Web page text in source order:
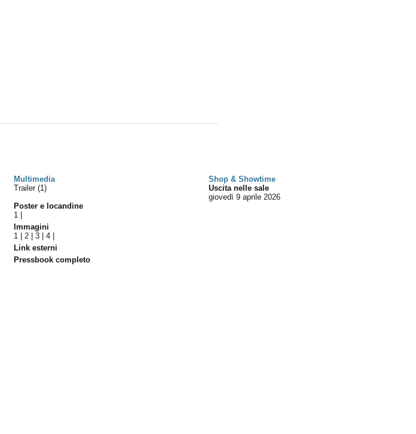
Multimedia
Shop & Showtime
Trailer (1)
Poster e locandine
1
Immagini
1 |2 |3 |4
Link esterni
Pressbook completo
Uscita nelle sale
giovedì 9 aprile 2026